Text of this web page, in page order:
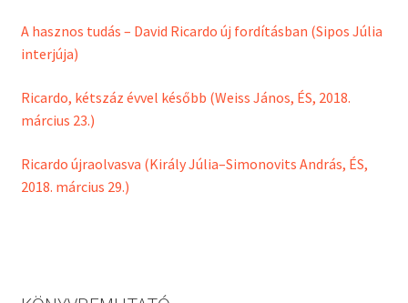
A hasznos tudás – David Ricardo új fordításban (Sipos Júlia
interjúja)
Ricardo, kétszáz évvel később (Weiss János, ÉS, 2018.
március 23.)
Ricardo újraolvasva (Király Júlia–Simonovits András, ÉS,
2018. március 29.)